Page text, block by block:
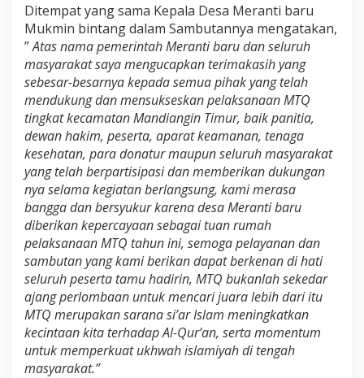
Ditempat yang sama Kepala Desa Meranti baru
Mukmin bintang dalam Sambutannya mengatakan,
”Atas nama pemerintah Meranti baru dan seluruh
masyarakat saya mengucapkan terimakasih yang
sebesar-besarnya kepada semua pihak yang telah
mendukung dan mensukseskan pelaksanaan MTQ
tingkat kecamatan Mandiangin Timur, baik panitia,
dewan hakim, peserta, aparat keamanan, tenaga
kesehatan, para donatur maupun seluruh masyarakat
yang telah berpartisipasi dan memberikan dukungan
nya selama kegiatan berlangsung, kami merasa
bangga dan bersyukur karena desa Meranti baru
diberikan kepercayaan sebagai tuan rumah
pelaksanaan MTQ tahun ini, semoga pelayanan dan
sambutan yang kami berikan dapat berkenan di hati
seluruh peserta tamu hadirin, MTQ bukanlah sekedar
ajang perlombaan untuk mencari juara lebih dari itu
MTQ merupakan sarana si’ar Islam meningkatkan
kecintaan kita terhadap Al-Qur’an, serta momentum
untuk memperkuat ukhwah islamiyah di tengah
masyarakat.”